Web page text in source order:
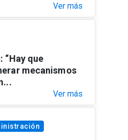
Ver más
“Hay que
mecanismos
Ver más